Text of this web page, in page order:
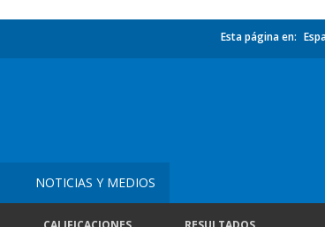
Esta página en:
NOTICIAS Y MEDIOS